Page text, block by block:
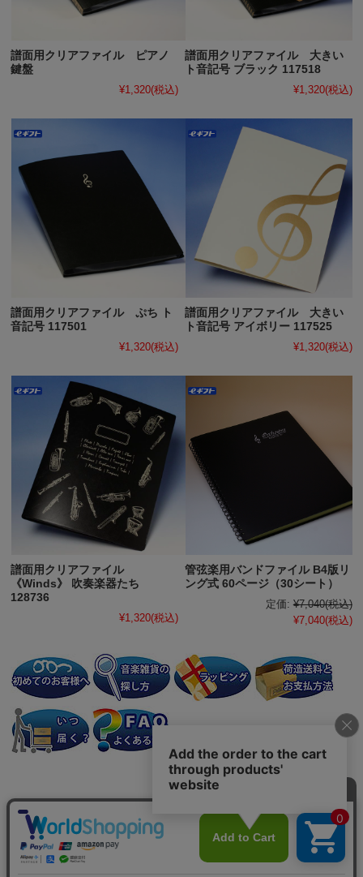
譜面用クリアファイル ピアノ
鍵盤
¥1,320(税込)
譜面用クリアファイル 大きい
ト音記号 ブラック 117518
¥1,320(税込)
譜面用クリアファイル ぷち ト
音記号 117501
¥1,320(税込)
譜面用クリアファイル 大きい
ト音記号 アイボリー 117525
¥1,320(税込)
譜面用クリアファイル
《Winds》 吹奏楽器たち
128736
¥1,320(税込)
管弦楽用バンドファイル B4版リ
ング式 60ページ（30シート）
定価: ¥7,040(税込)
¥7,040(税込)